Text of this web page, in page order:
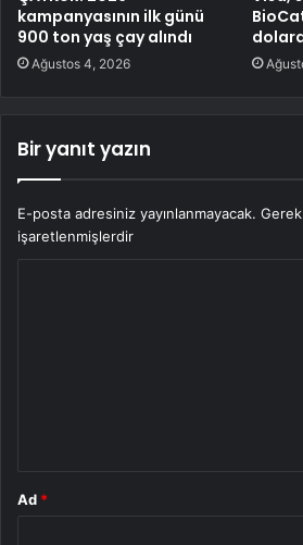
kampanyasının ilk günü
900 ton yaş çay alındı
Ağustos 4, 2026
Bir yanıt yazın
E-posta adresiniz yayınlanmayacak.
işaretlenmişlerdir
Ad *